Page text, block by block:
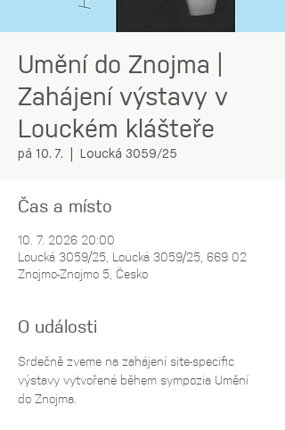
Umění do Znojma |
Zahájení výstavy v
Louckém klášteře
pá 10. 7. Loucká 3059/25
Čas a místo
10. 7. 2026 20:00
Loucká 3059/25, Loucká 3059/25, 669 02
Znojmo-Znojmo 5, Česko
O události
Srdečně zveme na zahájení site-specific
výstavy vytvořené během sympozia Umění
do Znojma.